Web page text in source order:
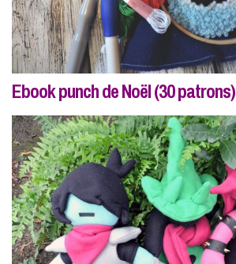
Ebook punch de Noël (30 patrons)